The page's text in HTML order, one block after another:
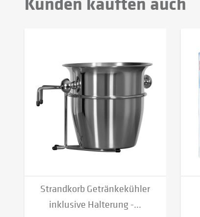
Strandkorb Getränkekühler
inklusive Halterung -...